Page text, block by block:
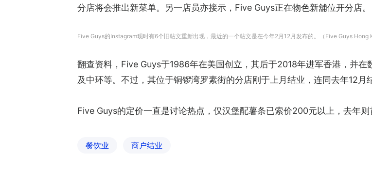
分店将会推出新菜单。另一店员亦接示，Five Guys正在物色新舖位开分店。
Five Guys的Instagram现时有6个旧帖文重新出现，最近的一个帖文是在今年2月12月发布的。（Five Guys Hong
翻查资料，Five Guys于1986年在美国创立，其后于2018年进军香港，并
及中环等。不过，其位于铜锣湾罗素街的分店刚于上月结业，连同去年12月
Five Guys的定价一直是讨论热点，仅汉堡配薯条已索价200元以上，去年
餐饮业 商户结业